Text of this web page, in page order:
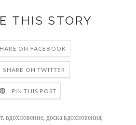
THIS STORY
ON FACEBOOK
SHARE ON TWITTER
PIN THIS POST
, вдохновение, доска вдохновения,